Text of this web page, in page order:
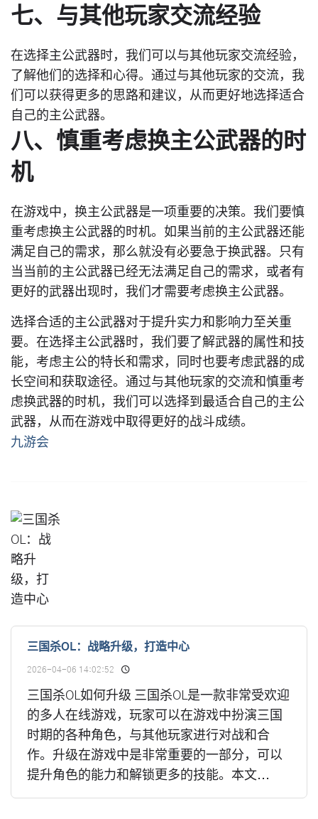
七、与其他玩家交流经验
在选择主公武器时，我们可以与其他玩家交流经验，
了解他们的选择和心得。通过与其他玩家的交流，我
们可以获得更多的思路和建议，从而更好地选择适合
自己的主公武器。
八、慎重考虑换主公武器的时
机
在游戏中，换主公武器是一项重要的决策。我们要慎
重考虑换主公武器的时机。如果当前的主公武器还能
满足自己的需求，那么就没有必要急于换武器。只有
当当前的主公武器已经无法满足自己的需求，或者有
更好的武器出现时，我们才需要考虑换主公武器。
选择合适的主公武器对于提升实力和影响力至关重
要。在选择主公武器时，我们要了解武器的属性和技
能，考虑主公的特长和需求，同时也要考虑武器的成
长空间和获取途径。通过与其他玩家的交流和慎重考
虑换武器的时机，我们可以选择到最适合自己的主公
武器，从而在游戏中取得更好的战斗成绩。
九游会
三国杀OL：战略升级，打造中心
2026-04-06 14:02:52
三国杀OL如何升级 三国杀OL是一款非常受欢迎
的多人在线游戏，玩家可以在游戏中扮演三国
时期的各种角色，与其他玩家进行对战和合
作。升级在游戏中是非常重要的一部分，可以
提升角色的能力和解锁更多的技能。本文...